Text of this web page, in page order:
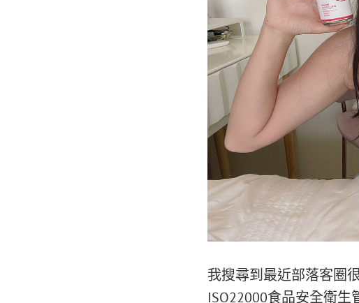
我搜尋到最近部落客圈
ISO22000食品安全衛生